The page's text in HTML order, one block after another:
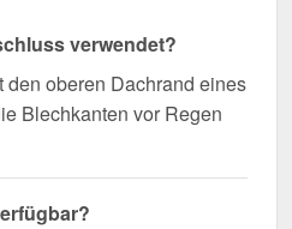
verwendet?
oberen Dachrand eines
Blechkanten vor Regen